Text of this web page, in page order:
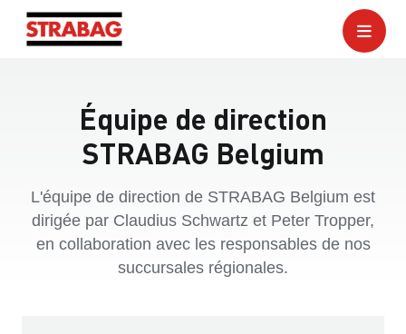
Équipe de direction
STRABAG Belgium
L'équipe de direction de STRABAG Belgium est
dirigée par Claudius Schwartz et Peter Tropper,
en collaboration avec les responsables de nos
succursales régionales.